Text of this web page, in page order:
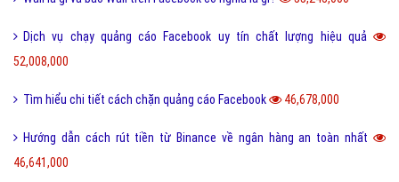
Dịch vụ chạy quảng cáo Facebook uy tín chất lượng hiệu quả
52,008,000
Tìm hiểu chi tiết cách chặn quảng cáo Facebook 46,678,000
Hướng dẫn cách rút tiền từ Binance về ngân hàng an toàn nhất
46,641,000